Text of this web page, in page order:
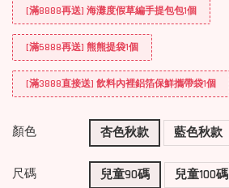
[滿8888再送] 海灘度假草編手提包包1個
[滿5888再送] 熊熊提袋1個
[滿3888直接送] 飲料內裡鋁箔保鮮攜帶袋1個
顏色 杏色秋款 藍色秋款
尺碼 兒童90碼 兒童100碼